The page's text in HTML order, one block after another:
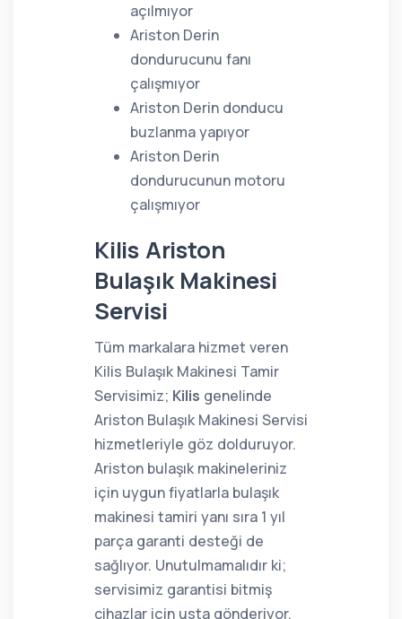
açılmıyor
Ariston Derin
dondurucunu fanı
çalışmıyor
Ariston Derin donducu
buzlanma yapıyor
Ariston Derin
dondurucunun motoru
çalışmıyor
Kilis Ariston
Bulaşık Makinesi
Servisi
Tüm markalara hizmet veren
Kilis Bulaşık Makinesi Tamir
Servisimiz; Kilis genelinde
Ariston Bulaşık Makinesi Servisi
hizmetleriyle göz dolduruyor.
Ariston bulaşık makineleriniz
için uygun fiyatlarla bulaşık
makinesi tamiri yanı sıra 1 yıl
parça garanti desteği de
sağlıyor. Unutulmamalıdır ki;
servisimiz garantisi bitmiş
cihazlar için usta gönderiyor.